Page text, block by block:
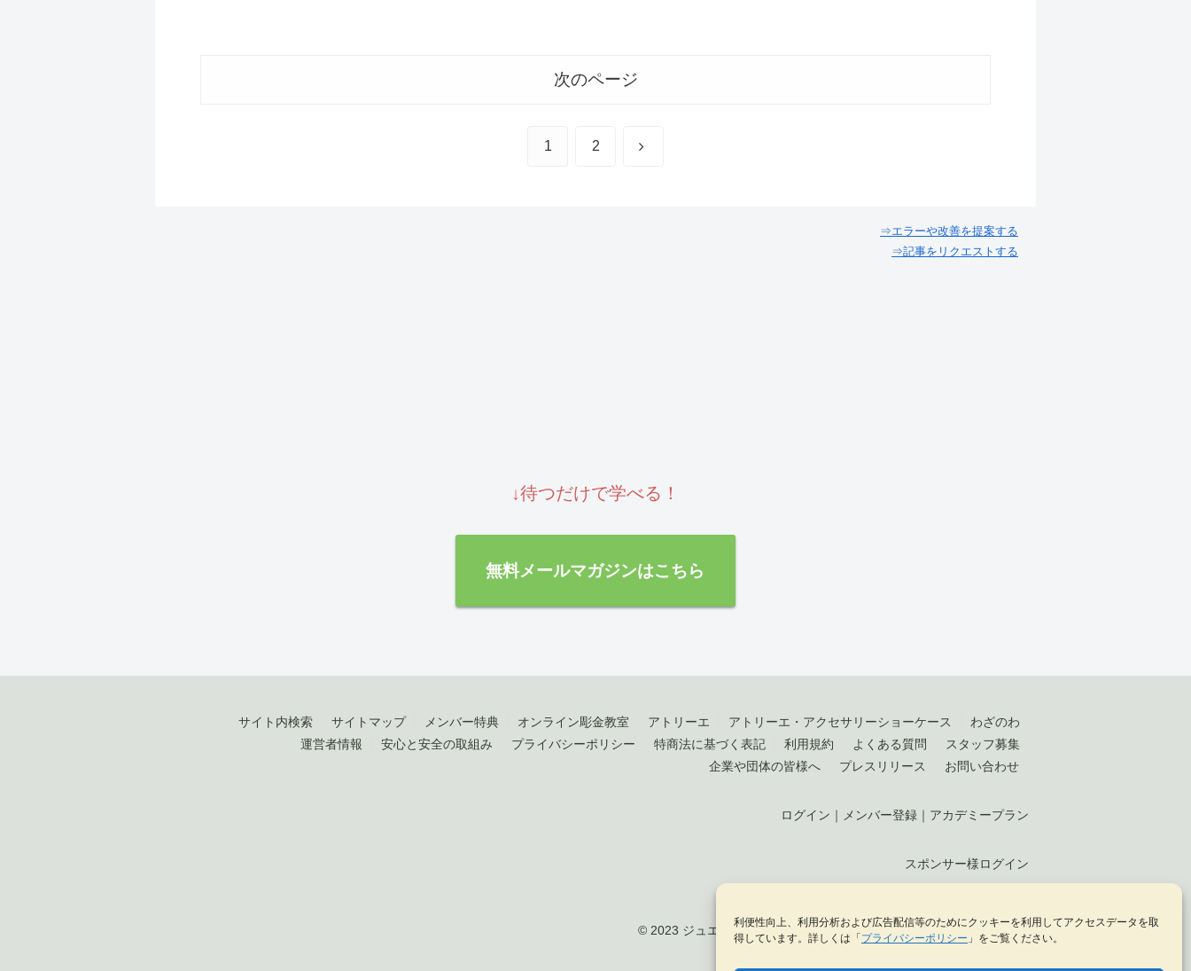
利便性向上、利用分析および広告配信等のためにクッキーを利用してアクセスデータを取
得しています。詳しくは「 プライバシーポリシー 」をご覧ください。
次のページ
1 2 次
⇒エラーや改善を提案する
⇒記事をリクエストする
↓待つだけで学べる！
無料メールマガジンはこちら
サイト内検索 サイトマップ メンバー特典 オンライン彫金教室 アトリーエ アトリーエ・アクセサリーショーケース
わざのわ
運営者情報
安心と安全の取組み プライバシーポリシー 特商法に基づく表記 利用規約 よくある質問
スタッフ募集
企業や団体の皆様へ
プレスリリース お問い合わせ
ログイン ｜ メンバー登録 ｜ アカデミープラン
スポンサー様ログイン
© 2023 ジュエリークラフト by KELLCH Co., Ltd. （株式会社ケルヒ）